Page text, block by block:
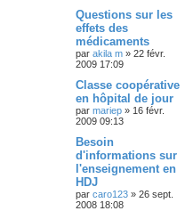
Questions sur les
effets des
médicaments
par akila m » 22 févr.
2009 17:09
Classe coopérative
en hôpital de jour
par mariep » 16 févr.
2009 09:13
Besoin
d'informations sur
l'enseignement en
HDJ
par caro123 » 26 sept.
2008 18:08